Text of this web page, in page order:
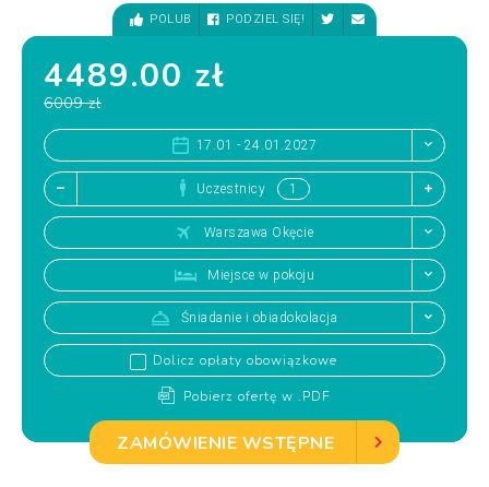
POLUB PODZIEL SIĘ!
4489.00 zł
6009 zł
17.01 - 24.01.2027
Uczestnicy
Warszawa Okęcie
Miejsce w pokoju
Śniadanie i obiadokolacja
Dolicz opłaty obowiązkowe
Pobierz ofertę w .PDF
ZAMÓWIENIE WSTĘPNE